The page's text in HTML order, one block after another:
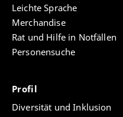
Leichte Sprache
Merchandise
Rat und Hilfe in Notfällen
Personensuche
Profil
Diversität und Inklusion